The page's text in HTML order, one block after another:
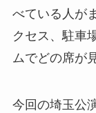
べている人が
クセス、駐車
ムでどの席が
今回の埼玉公